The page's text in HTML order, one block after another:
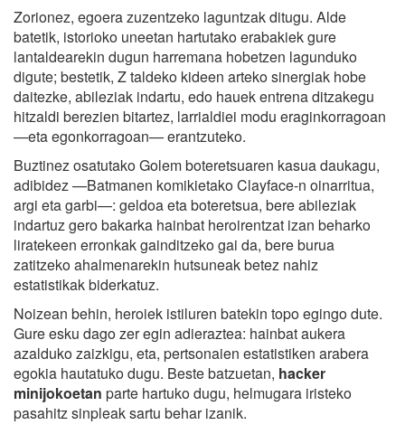
Zorionez, egoera zuzentzeko laguntzak ditugu. Alde
batetik, istorioko uneetan hartutako erabakiek gure
lantaldearekin dugun harremana hobetzen lagunduko
digute; bestetik, Z taldeko kideen arteko sinergiak hobe
daitezke, abileziak indartu, edo hauek entrena ditzakegu
hitzaldi berezien bitartez, larrialdiei modu eraginkorragoan
—eta egonkorragoan— erantzuteko.
Buztinez osatutako Golem boteretsuaren kasua daukagu,
adibidez —Batmanen komikietako Clayface-n oinarritua,
argi eta garbi—: geldoa eta boteretsua, bere abileziak
indartuz gero bakarka hainbat heroirentzat izan beharko
liratekeen erronkak gainditzeko gai da, bere burua
zatitzeko ahalmenarekin hutsuneak betez nahiz
estatistikak biderkatuz.
Noizean behin, heroiek istiluren batekin topo egingo dute.
Gure esku dago zer egin adieraztea: hainbat aukera
azalduko zaizkigu, eta, pertsonaien estatistiken arabera
egokia hautatuko dugu. Beste batzuetan, hacker
minijokoetan parte hartuko dugu, helmugara iristeko
pasahitz sinpleak sartu behar izanik.